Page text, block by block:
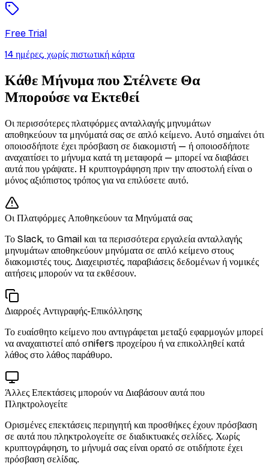
Free Trial
14 ημέρες, χωρίς πιστωτική κάρτα
Κάθε Μήνυμα που Στέλνετε Θα
Μπορούσε να Εκτεθεί
Οι περισσότερες πλατφόρμες ανταλλαγής μηνυμάτων
αποθηκεύουν τα μηνύματά σας σε απλό κείμενο. Αυτό σημαίνει ότι
οποιοσδήποτε έχει πρόσβαση σε διακομιστή — ή οποιοσδήποτε
αναχαιτίσει το μήνυμα κατά τη μεταφορά — μπορεί να διαβάσει
αυτά που γράψατε. Η κρυπτογράφηση πριν την αποστολή είναι ο
μόνος αξιόπιστος τρόπος για να επιλύσετε αυτό.
Οι Πλατφόρμες Αποθηκεύουν τα Μηνύματά σας
Το Slack, το Gmail και τα περισσότερα εργαλεία ανταλλαγής
μηνυμάτων αποθηκεύουν μηνύματα σε απλό κείμενο στους
διακομιστές τους. Διαχειριστές, παραβιάσεις δεδομένων ή νομικές
αιτήσεις μπορούν να τα εκθέσουν.
Διαρροές Αντιγραφής-Επικόλλησης
Το ευαίσθητο κείμενο που αντιγράφεται μεταξύ εφαρμογών μπορεί
να αναχαιτιστεί από σnifers προχείρου ή να επικολληθεί κατά
λάθος στο λάθος παράθυρο.
Άλλες Επεκτάσεις μπορούν να Διαβάσουν αυτά που
Πληκτρολογείτε
Ορισμένες επεκτάσεις περιηγητή και προσθήκες έχουν πρόσβαση
σε αυτά που πληκτρολογείτε σε διαδικτυακές σελίδες. Χωρίς
κρυπτογράφηση, το μήνυμά σας είναι ορατό σε οτιδήποτε έχει
πρόσβαση σελίδας.